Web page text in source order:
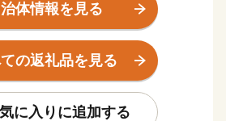
面に広がるみかん畑は、古くから
紅まどんな」の産地として愛媛県
体情報を見る
の返礼品を見る
に入りに追加する